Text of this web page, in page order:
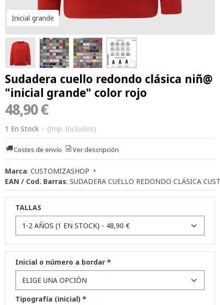
Inicial grande
Sudadera cuello redondo clásica niñ@
"inicial grande" color rojo
48,90 €
1 En Stock - (Imp. Incluidos)
Costes de envío Ver descripción
Marca: CUSTOMIZASHOP •
EAN / Cod. Barras: SUDADERA CUELLO REDONDO CLÁSICA
TALLAS
Inicial o número a bordar *
Tipografía (inicial) *